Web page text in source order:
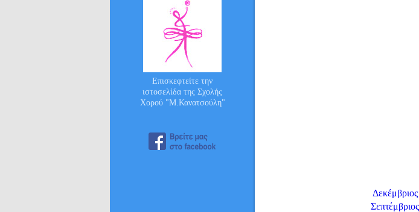
Επισκεφτείτε την
ιστοσελίδα της Σχολής
Χορού "Μ.Κανατσούλη"